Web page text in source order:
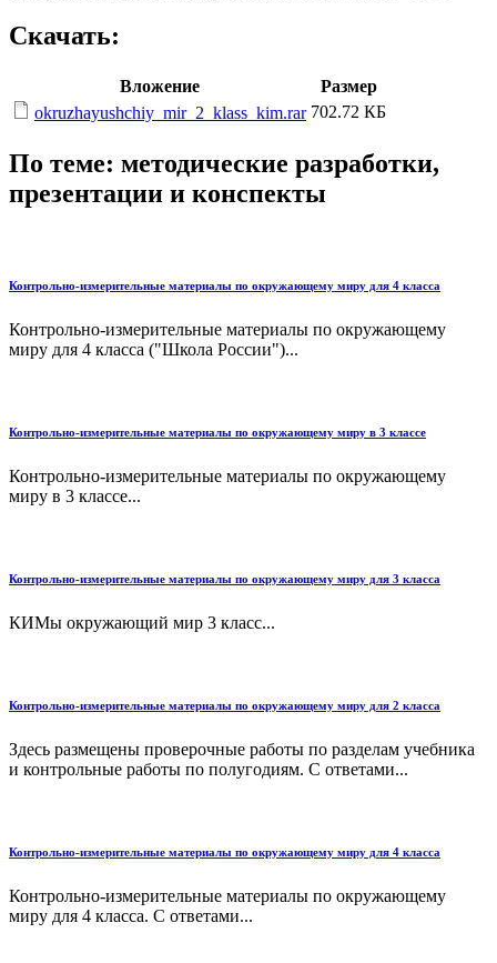
Скачать:
Вложение
Размер
okruzhayushchiy_mir_2_klass_kim.rar 702.72 КБ
По теме: методические разработки,
презентации и конспекты
Контрольно-измерительные материалы по окружающему миру для 4 класса
Контрольно-измерительные материалы по окружающему
миру для 4 класса ("Школа России")...
Контрольно-измерительные материалы по окружающему миру в 3 классе
Контрольно-измерительные материалы по окружающему
миру в 3 классе...
Контрольно-измерительные материалы по окружающему миру для 3 класса
КИМы окружающий мир 3 класс...
Контрольно-измерительные материалы по окружающему миру для 2 класса
Здесь размещены проверочные работы по разделам учебника
и контрольные работы по полугодиям. С ответами...
Контрольно-измерительные материалы по окружающему миру для 4 класса
Контрольно-измерительные материалы по окружающему
миру для 4 класса. С ответами...